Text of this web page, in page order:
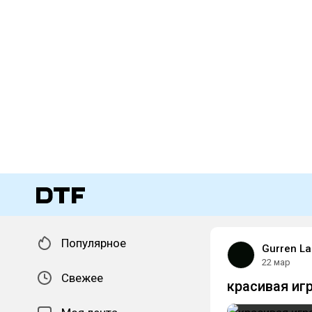
Популярное
Свежее
Gurren
22 мар
красивая